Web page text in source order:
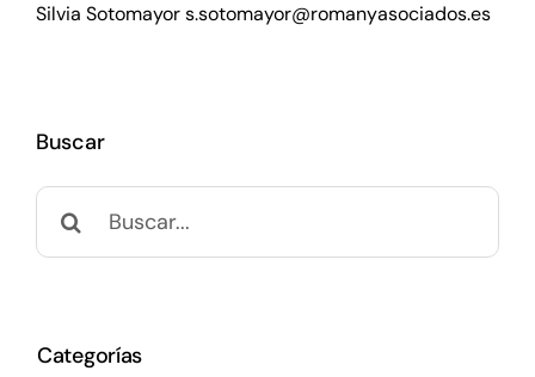
Silvia Sotomayors.sotomayor@romanyasociados.es
Buscar
Buscar:
Categorías